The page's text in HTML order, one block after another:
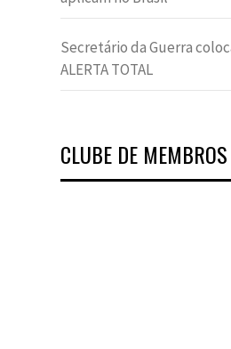
Secretário da Guerra
ALERTA TOTAL
CLUBE DE MEMBROS